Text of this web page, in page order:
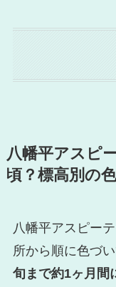
八幡平アスピ
頃？標高別の
八幡平アスピー
所から順に色づい
旬まで約1ヶ月間